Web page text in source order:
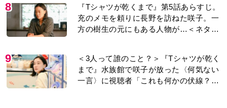
8
『Tシャツが乾くまで』第5話あらすじ。
充のメモを頼りに長野を訪ねた咲子。一
方の樹生の元にもある人物が…＜ネタバ
9
＜3人って誰のこと？＞『Tシャツが乾く
まで』水族館で咲子が放った〈何気ない
一言〉に視聴者「これも何かの伏線？」